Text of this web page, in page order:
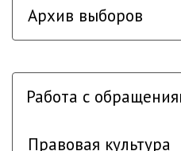
Архив выборов
Работа с
Правовая культура